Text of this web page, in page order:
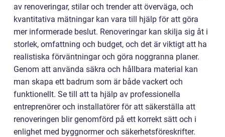
av renoveringar, stilar och trender att överväga, och
kvantitativa mätningar kan vara till hjälp för att göra
mer informerade beslut. Renoveringar kan skilja sig åt i
storlek, omfattning och budget, och det är viktigt att ha
realistiska förväntningar och göra noggranna planer.
Genom att använda säkra och hållbara material kan
man skapa ett badrum som är både vackert och
funktionellt. Se till att ta hjälp av professionella
entreprenörer och installatörer för att säkerställa att
renoveringen blir genomförd på ett korrekt sätt och i
enlighet med byggnormer och säkerhetsföreskrifter.